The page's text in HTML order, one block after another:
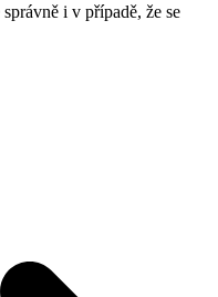
i v případě, že se